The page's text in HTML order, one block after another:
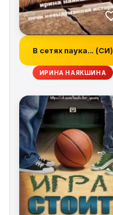
В сетях паука... (СИ)
ИРИНА НАЯКШИНА